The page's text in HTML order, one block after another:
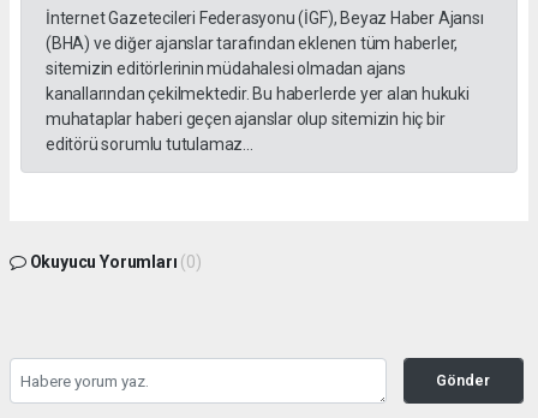
İnternet Gazetecileri Federasyonu (İGF), Beyaz Haber Ajansı
(BHA) ve diğer ajanslar tarafından eklenen tüm haberler,
sitemizin editörlerinin müdahalesi olmadan ajans
kanallarından çekilmektedir. Bu haberlerde yer alan hukuki
muhataplar haberi geçen ajanslar olup sitemizin hiç bir
editörü sorumlu tutulamaz...
Okuyucu Yorumları (0)
Gönder